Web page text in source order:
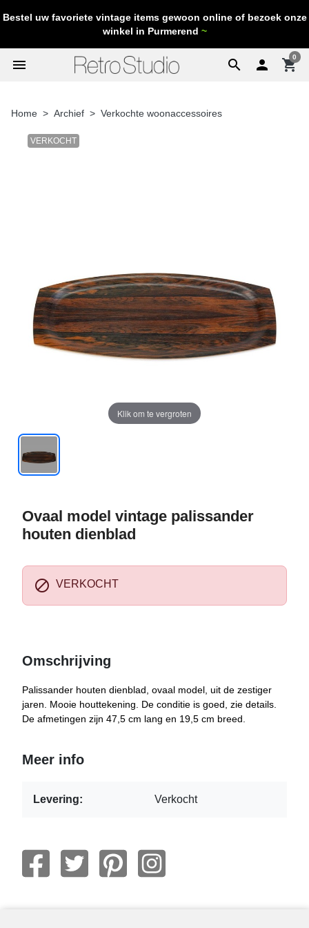
Bestel uw favoriete vintage items gewoon online of bezoek onze
winkel in Purmerend ~
search
menu  shopping_cart
0
Home Archief Verkochte woonaccessoires
VERKOCHT
Klik om te vergroten
Ovaal model vintage palissander
houten dienblad
 VERKOCHT
Omschrijving
Palissander houten dienblad, ovaal model, uit de zestiger
jaren. Mooie houttekening. De conditie is goed, zie details.
De afmetingen zijn 47,5 cm lang en 19,5 cm breed.
Meer info
Levering: Verkocht